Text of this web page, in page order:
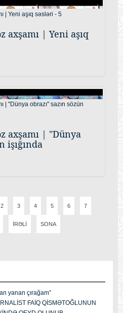
axşamı | Yeni aşıq
axşamı | "Dünya
işığında
2 3 4 5 6 7
İRƏLI SONA
yanan çırağam”
FAİQ QİSMƏTOĞLUNUN